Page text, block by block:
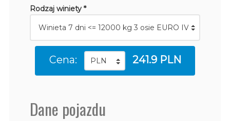
Rodzaj winiety *
Cena: 241.9 PLN
Dane pojazdu